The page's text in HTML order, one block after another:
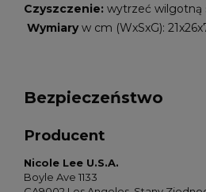
Czyszczenie: wytrzeć wilgotną
Wymiaryw cm (WxSxG):
Bezpieczeństwo
Producent
Nicole Lee U.S.A.
Boyle Ave 1133